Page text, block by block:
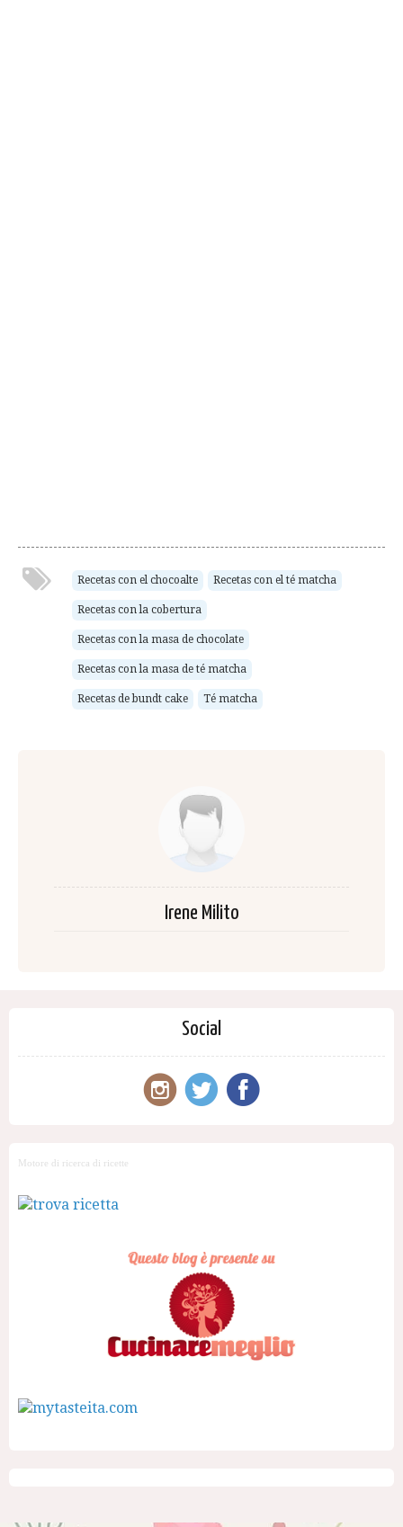
Recetas con el chocoalte Recetas con el té matcha
Recetas con la cobertura
Recetas con la masa de chocolate
Recetas con la masa de té matcha
Recetas de bundt cake Té matcha
Irene Milito
Social
Motore di ricerca di ricette